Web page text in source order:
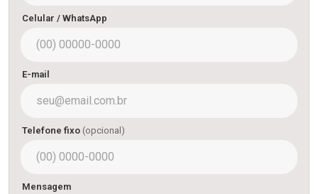
Celular / WhatsApp
E-mail
Telefone fixo (opcional)
Mensagem